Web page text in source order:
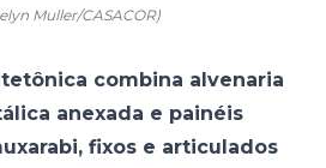
Muller/CASACOR)
combina alvenaria
anexada e painéis
fixos e articulados